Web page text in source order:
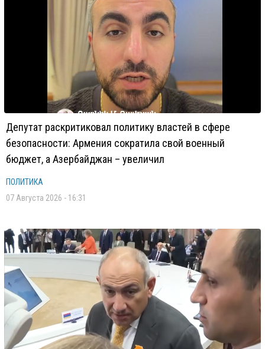
Депутат раскритиковал политику властей в сфере
безопасности: Армения сократила свой военный
бюджет, а Азербайджан – увеличил
ПОЛИТИКА
07 Августа 2026 - 16:31